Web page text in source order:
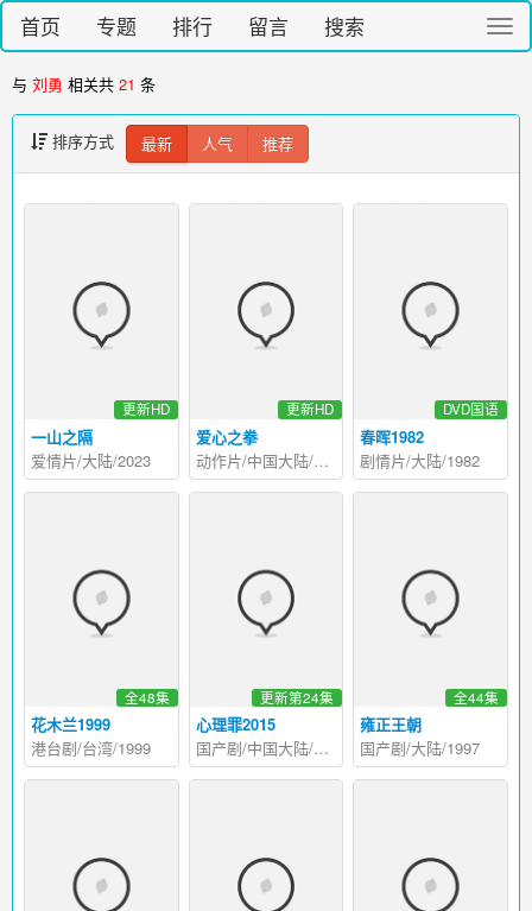
切
换
首页 专题 排行 留言 搜索
与 刘勇 相关共 21 条
排序方式 最新 人气 推荐
一山之隔
更新HD
爱情片/大陆/2023
爱心之拳
更新HD
动作片/中国大陆/2025
春晖1982
DVD国语
剧情片/大陆/1982
花木兰1999
全48集
港台剧/台湾/1999
心理罪2015
更新第24集
国产剧/中国大陆/2015
雍正王朝
全44集
国产剧/大陆/1997